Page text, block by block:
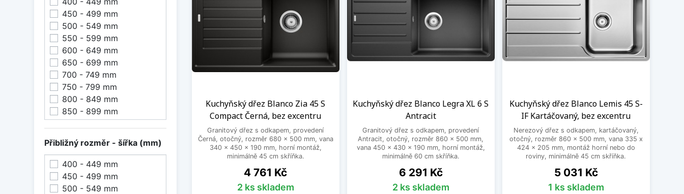
450 - 499 mm
500 - 549 mm
550 - 599 mm
600 - 649 mm
650 - 699 mm
700 - 749 mm
750 - 799 mm
800 - 849 mm
850 - 899 mm
1000 mm a více
Přibližný rozměr - šířka (mm)
400 - 449 mm
450 - 499 mm
500 - 549 mm
Kuchyňský dřez Blanco Zia 45 S
Compact Černá, bez excentru
Granitový dřez s odkapem, provedení
Černá, otočný, rozměr 680 x 500 mm, vana
340 x 450 x 190 mm, horní montáž,
minimálně 45 cm skříňka.
Cena
4 761 Kč
2 ks skladem
Kuchyňský dřez Blanco Legra XL 6 S
Antracit
Granitový dřez s odkapem, provedení
Antracit, otočný, rozměr 860 x 500 mm,
vana 450 x 430 x 190 mm, horní montáž,
minimálně 60 cm skříňka.
Cena
6 291 Kč
2 ks skladem
Kuchyňský dřez Blanco Lemis 45 S-
IF Kartáčovaný, bez excentru
Nerezový dřez s odkapem, kartáčovaný,
otočný, rozměr 860 x 500 mm, vana 335 x
424 x 205 mm, montáž horní nebo do
roviny, minimálně 45 cm skříňka.
Cena
5 031 Kč
1 ks skladem